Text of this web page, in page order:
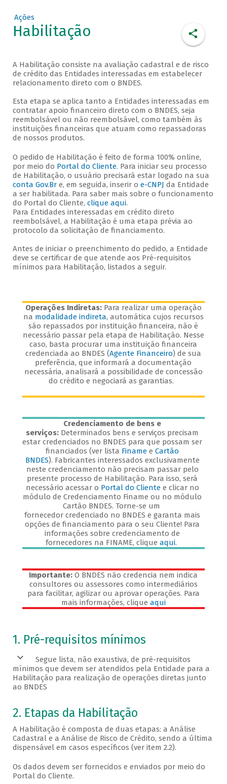
Ações
Habilitação
A Habilitação consiste na avaliação cadastral e de risco
de crédito das Entidades interessadas em estabelecer
relacionamento direto com o BNDES.
Esta etapa se aplica tanto a Entidades interessadas em
contratar apoio financeiro direto com o BNDES, seja
reembolsável ou não reembolsável, como também às
instituições financeiras que atuam como repassadoras
de nossos produtos.
O pedido de Habilitação é feito de forma 100% online,
por meio do Portal do Cliente. Para iniciar seu processo
de Habilitação, o usuário precisará estar logado na sua
conta Gov.Bre, em seguida, inserir o e-CNPJ da Entidade
a ser habilitada. Para saber mais sobre o funcionamento
do Portal do Cliente, clique aqui.
Para Entidades interessadas em crédito direto
reembolsável, a Habilitação é uma etapa prévia ao
protocolo da solicitação de financiamento.
Antes de iniciar o preenchimento do pedido, a Entidade
deve se certificar de que atende aos Pré-requisitos
mínimos para Habilitação, listados a seguir.
Operações Indiretas: Para realizar uma operação
na modalidade indireta, automática cujos recursos
são repassados por instituição financeira, não é
necessário passar pela etapa de Habilitação. Nesse
caso, basta procurar uma instituição financeira
credenciada ao BNDES (Agente Financeiro) de sua
preferência, que informará a documentação
necessária, analisará a possibilidade de concessão
do crédito e negociará as garantias.
Credenciamento de bens e
serviços: Determinados bens e serviços precisam
estar credenciados no BNDES para que possam ser
financiados (ver lista Finame eCartão
BNDES). Fabricantes interessados exclusivamente
neste credenciamento não precisam passar pelo
presente processo de Habilitação. Para isso, será
necessário acessar o Portal do Cliente e clicar no
módulo de Credenciamento Finame ou no módulo
Cartão BNDES. Torne-se um
fornecedor credenciado no BNDES e garanta mais
opções de financiamento para o seu Cliente! Para
informações sobre credenciamento de
fornecedores na FINAME, cliqueaqui.
Importante: O BNDES não credencia nem indica
consultores ou assessores como intermediários
para facilitar, agilizar ou aprovar operações. Para
mais informações, clique aqui
Veja os pré-requisitos
1. Pré-requisitos mínimos
Segue lista, não exaustiva, de pré-requisitos
mínimos que devem ser atendidos pela Entidade para a
Habilitação para realização de operações diretas junto
ao BNDES
2. Etapas da Habilitação
A Habilitação é composta de duas etapas: a Análise
Cadastral e a Análise de Risco de Crédito, sendo a última
dispensável em casos específicos (ver item 2.2).
Os dados devem ser fornecidos e enviados por meio do
Portal do Cliente.